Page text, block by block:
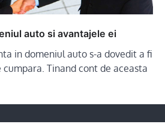
auto si avantajele ei
in domeniul auto s-a dovedit a fi
Tinand cont de aceasta